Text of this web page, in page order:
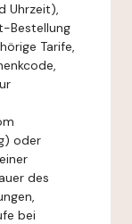
Uhrzeit),
Bestellung
Tarife,
oder
des
bei